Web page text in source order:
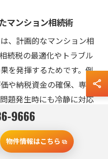
マンション相続術
、計画的なマンション相
続税の最適化やトラブル
を発揮するためです。例
や納税資金の確保、専門
題発生時にも冷静に対応
に、手続きの流れや必要
備を心がけることがポイ
行動で、安心して相続を
9666
物件情報はこちら